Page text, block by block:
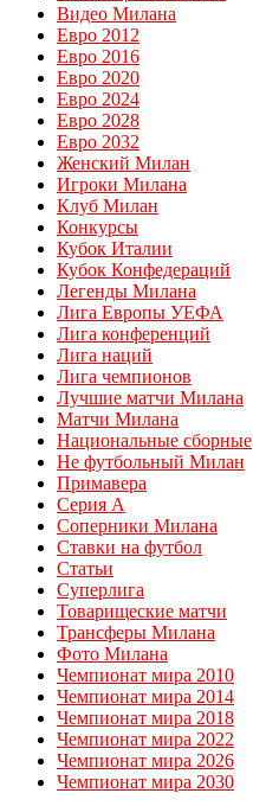
Видео Милана
Евро 2012
Евро 2016
Евро 2020
Евро 2024
Евро 2028
Евро 2032
Женский Милан
Игроки Милана
Клуб Милан
Конкурсы
Кубок Италии
Кубок Конфедераций
Легенды Милана
Лига Европы УЕФА
Лига конференций
Лига наций
Лига чемпионов
Лучшие матчи Милана
Матчи Милана
Национальные сборные
Не футбольный Милан
Примавера
Серия А
Соперники Милана
Ставки на футбол
Статьи
Суперлига
Товарищеские матчи
Трансферы Милана
Фото Милана
Чемпионат мира 2010
Чемпионат мира 2014
Чемпионат мира 2018
Чемпионат мира 2022
Чемпионат мира 2026
Чемпионат мира 2030